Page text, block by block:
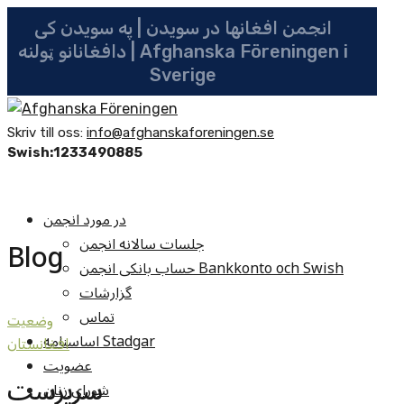
انجمن افغانها در سویدن | په سویدن کی
دافغانانو ټولنه | Afghanska Föreningen i
Sverige
Skriv till oss: info@afghanskaforeningen.se
Swish:1233490885
در مورد انجمن
جلسات سالانه انجمن
حساب بانکی انجمن Bankkonto och Swish
گزارشات
تماس
اساسنامه Stadgar
عضویت
شوراي زنان
Blog
وضعيت
افغانستان
سرپرست